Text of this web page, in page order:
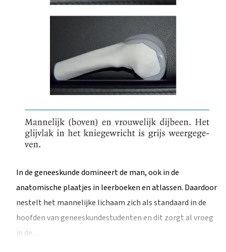
In de geneeskunde domineert de man, ook in de
anatomische plaatjes in leerboeken en atlassen. Daardoor
nestelt het mannelijke lichaam zich als standaard in de
hoofden van geneeskundestudenten en dit zorgt al vroeg
in de…